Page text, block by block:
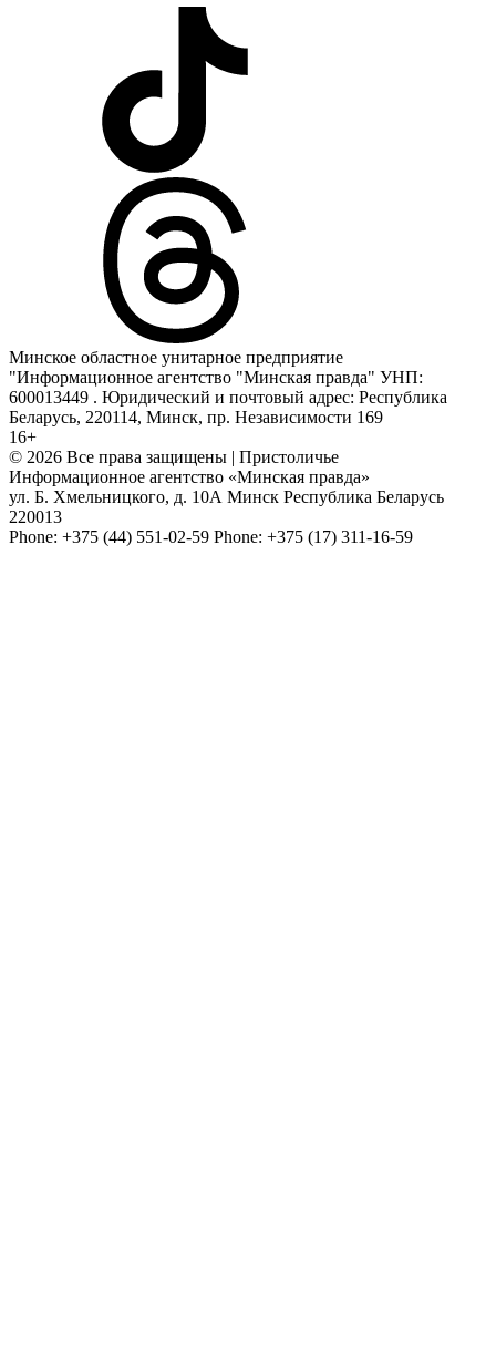
Минское областное унитарное предприятие
"Информационное агентство "Минская правда" УНП:
600013449 . Юридический и почтовый адрес: Республика
Беларусь, 220114, Минск, пр. Независимости 169
16+
© 2026 Все права защищены | Пристоличье
Информационное агентство «Минская правда»
ул. Б. Хмельницкого, д. 10А Минск Республика Беларусь
220013
Phone: +375 (44) 551-02-59 Phone: +375 (17) 311-16-59